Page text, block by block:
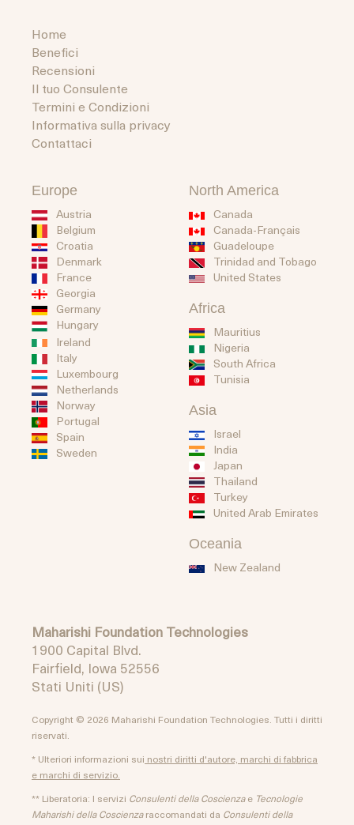
Home
Benefici
Recensioni
Il tuo Consulente
Termini e Condizioni
Informativa sulla privacy
Contattaci
Europe
Austria
Belgium
Croatia
Denmark
France
Georgia
Germany
Hungary
Ireland
Italy
Luxembourg
Netherlands
Norway
Portugal
Spain
Sweden
North America
Canada
Canada-Français
Guadeloupe
Trinidad and Tobago
United States
Africa
Mauritius
Nigeria
South Africa
Tunisia
Asia
Israel
India
Japan
Thailand
Turkey
United Arab Emirates
Oceania
New Zealand
Maharishi Foundation Technologies
1900 Capital Blvd.
Fairfield, Iowa 52556
Stati Uniti (US)
Copyright © 2026 Maharishi Foundation Technologies. Tutti i diritti
riservati.
* Ulteriori informazioni sui nostri diritti d'autore, marchi di fabbrica
e marchi di servizio.
** Liberatoria: I servizi Consulenti della Coscienzae Tecnologie
Maharishi della Coscienzaraccomandati da Consulenti della